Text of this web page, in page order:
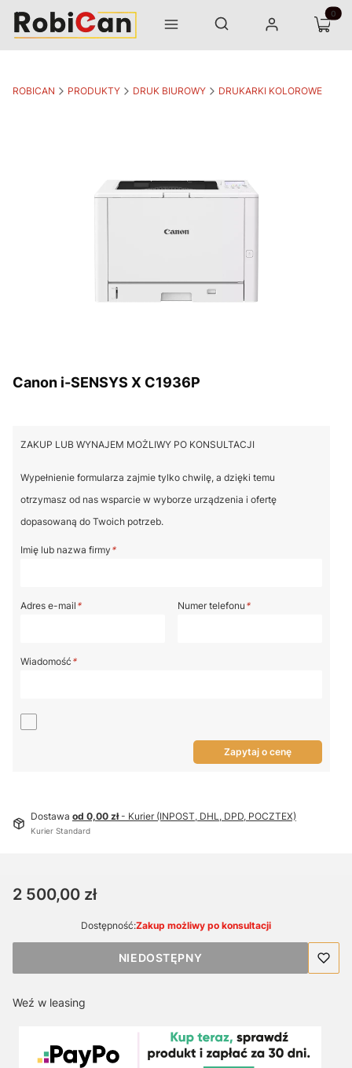
Menu Otwórz wyszukiwarkę
Szukaj Zaloguj się Koszyk
ROBICAN PRODUKTY DRUK BIUROWY DRUKARKI KOLOROWE
Canon i-SENSYS X C1936P
ZAKUP LUB WYNAJEM MOŻLIWY PO KONSULTACJI
Wypełnienie formularza zajmie tylko chwilę, a dzięki temu
otrzymasz od nas wsparcie w wyborze urządzenia i ofertę
dopasowaną do Twoich potrzeb.
Imię lub nazwa firmy *
Adres e-mail * Numer telefonu *
Wiadomość *
Zapytaj o cenę
Dostawa od 0,00 zł- Kurier (INPOST, DHL, DPD, POCZTEX)
Kurier Standard
Cena
2 500,00 zł
Dostępność:Zakup możliwy po konsultacji
NIEDOSTĘPNY
Weź w leasing